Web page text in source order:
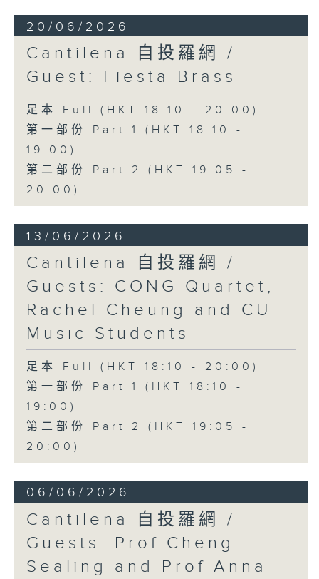
20/06/2026
Cantilena 自投羅網 /
Guest: Fiesta Brass
足本 Full (HKT 18:10 - 20:00)
第一部份 Part 1 (HKT 18:10 -
19:00)
第二部份 Part 2 (HKT 19:05 -
20:00)
13/06/2026
Cantilena 自投羅網 /
Guests: CONG Quartet,
Rachel Cheung and CU
Music Students
足本 Full (HKT 18:10 - 20:00)
第一部份 Part 1 (HKT 18:10 -
19:00)
第二部份 Part 2 (HKT 19:05 -
20:00)
06/06/2026
Cantilena 自投羅網 /
Guests: Prof Cheng
Sealing and Prof Anna